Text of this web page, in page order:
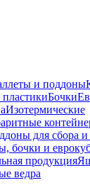
и поддоны
Бочки
Изотермические
для сбора и
бочки и
продукция
ведра